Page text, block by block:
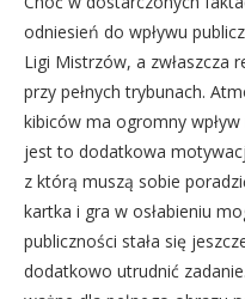
odniesień do wpływu
Ligi Mistrzów, a zwłaszcza
przy pełnych trybunach.
kibiców ma ogromny
jest to dodatkowa
z którą muszą sobie
kartka i gra w osłabieniu
publiczności stała się
dodatkowo utrudnić